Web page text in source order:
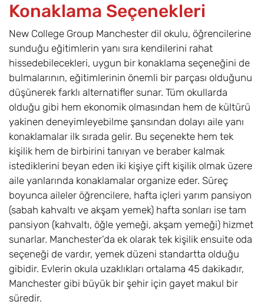
Konaklama Seçenekleri
New College Group Manchester dil okulu, öğrencilerine
sunduğu eğitimlerin yanı sıra kendilerini rahat
hissedebilecekleri, uygun bir konaklama seçeneğini de
bulmalarının, eğitimlerinin önemli bir parçası olduğunu
düşünerek farklı alternatifler sunar. Tüm okullarda
olduğu gibi hem ekonomik olmasından hem de kültürü
yakinen deneyimleyebilme şansından dolayı aile yanı
konaklamalar ilk sırada gelir. Bu seçenekte hem tek
kişilik hem de birbirini tanıyan ve beraber kalmak
istediklerini beyan eden iki kişiye çift kişilik olmak üzere
aile yanlarında konaklamalar organize eder. Süreç
boyunca aileler öğrencilere, hafta içleri yarım pansiyon
(sabah kahvaltı ve akşam yemek) hafta sonları ise tam
pansiyon (kahvaltı, öğle yemeği, akşam yemeği) hizmet
sunarlar. Manchester’da ek olarak tek kişilik ensuite oda
seçeneği de vardır, yemek düzeni standartta olduğu
gibidir. Evlerin okula uzaklıkları ortalama 45 dakikadır,
Manchester gibi büyük bir şehir için gayet makul bir
süredir.